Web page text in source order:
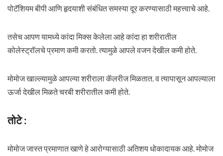
पोटॅशियम बीपी आणि हृदयाशी संबंधित समस्या दूर करण्यासाठी महत्त्वाचे आहे.
तसेच आपण यामध्ये कांदा मिक्स केलेला आहे कांदा हा शरीरातील
कोलेस्ट्रॉलचे प्रमाण कमी करतो. त्यामुळे आपले वजन देखील कमी होते.
मोमोज खाल्ल्यामुळे आपल्या शरीराला कॅलरीज मिळतात. व त्यापासून आपल्याला
ऊर्जा देखील मिळते चरबी शरीरातील कमी होते.
तोटे :
मोमोज जास्त प्रमाणात खाणे हे आरोग्यासाठी अतिशय धोकादायक आहे. मोमोज